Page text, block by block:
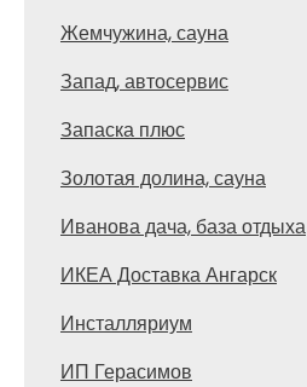
Жемчужина, сауна
Запад, автосервис
Запаска плюс
Золотая долина, сауна
Иванова дача, база отдыха
ИКЕА Доставка Ангарск
Инсталляриум
ИП Герасимов